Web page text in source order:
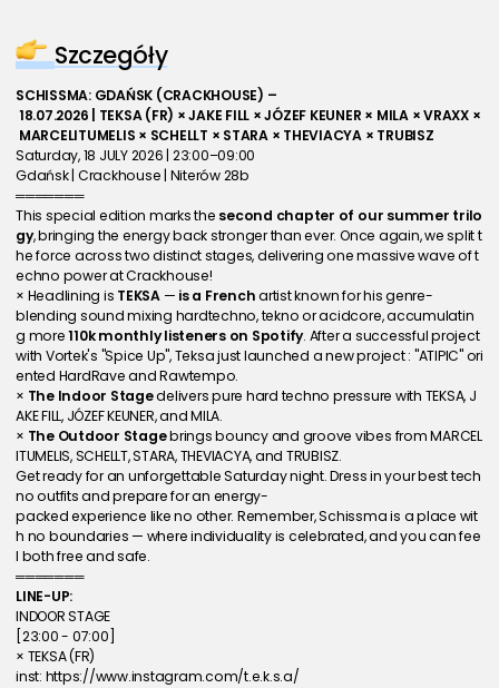
Szczegóły
SCHISSMA: GDAŃSK (CRACKHOUSE) –
18.07.2026 | TEKSA (FR) × JAKE FILL × JÓZEF KEUNER × MILA × VRAXX ×
MARCELITUMELIS × SCHELLT × STARA × THEVIACYA × TRUBISZ
Saturday, 18 JULY 2026 | 23:00–09:00
Gdańsk | Crackhouse | Niterów 28b
═══════
This special edition marks the second chapter of our summer trilo
gy, bringing the energy back stronger than ever. Once again, we split t
he force across two distinct stages, delivering one massive wave of t
echno power at Crackhouse!
× Headlining is TEKSA — is a French artist known for his genre-
blending sound mixing hardtechno, tekno or acidcore, accumulatin
g more 110k monthly listeners on Spotify. After a successful project
with Vortek's "Spice Up", Teksa just launched a new project : "ATIPIC" ori
ented HardRave and Rawtempo.
× The Indoor Stage delivers pure hard techno pressure with TEKSA, J
AKE FILL, JÓZEF KEUNER, and MILA.
× The Outdoor Stage brings bouncy and groove vibes from MARCEL
ITUMELIS, SCHELLT, STARA, THEVIACYA, and TRUBISZ.
Get ready for an unforgettable Saturday night. Dress in your best tech
no outfits and prepare for an energy-
packed experience like no other. Remember, Schissma is a place wit
h no boundaries — where individuality is celebrated, and you can fee
l both free and safe.
═══════
LINE-UP:
INDOOR STAGE
[23:00 - 07:00]
× TEKSA (FR)
inst: https://www.instagram.com/t.e.k.s.a/